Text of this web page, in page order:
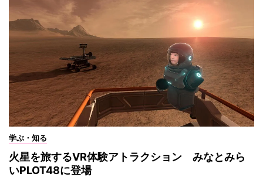
学ぶ・知る
火星を旅するVR体験アトラクション みなとみら
いPLOT48に登場